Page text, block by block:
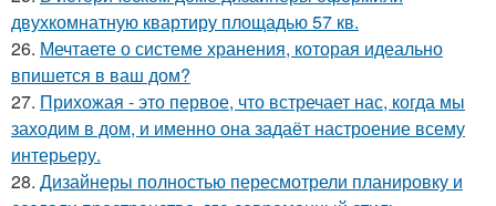
двухкомнатную квартиру площадью 57 кв.
26. Мечтаете о системе хранения, которая идеально
впишется в ваш дом?
27. Прихожая - это первое, что встречает нас, когда мы
заходим в дом, и именно она задаёт настроение всему
интерьеру.
28. Дизайнеры полностью пересмотрели планировку и